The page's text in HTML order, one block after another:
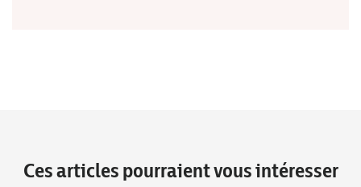
Ces articles pourraient vous intéresser